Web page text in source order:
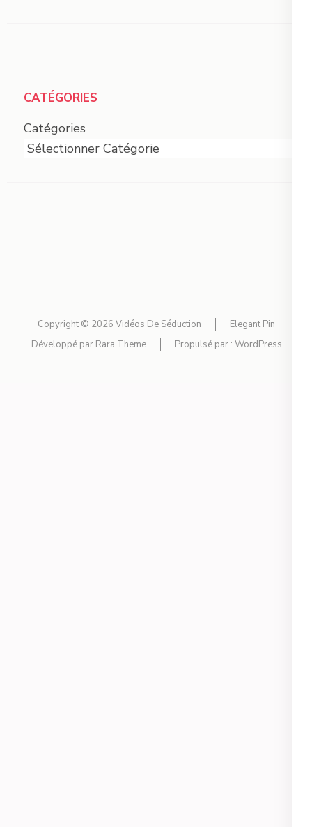
CATÉGORIES
Catégories
Copyright © 2026 Vidéos De Séduction
Elegant Pin
Développé par Rara Theme Propulsé par : WordPress